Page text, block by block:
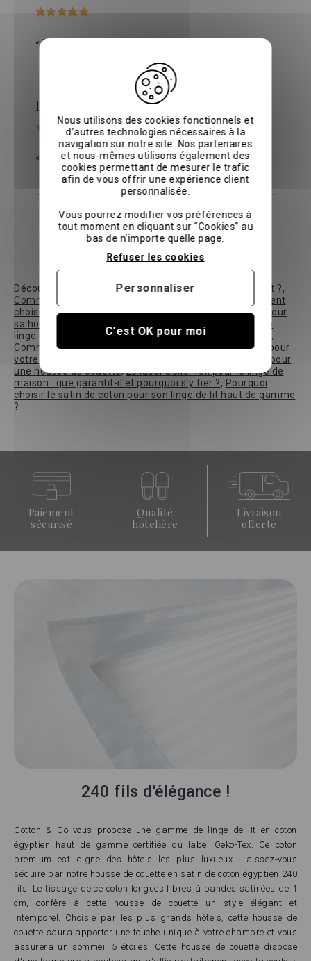
« La qualité correspond à mes attentes. Bon achat »
D D.
« Ras comme je l'attendais »
Voir tous les avis
12>
Découvrez nos guides : Comment choisir son linge de lit ?,
Comment choisir la couleur de son linge de lit ?
Comment
choisir sa housse de couette ?,Quelle matière choisir pour
sa housse de couette ?
Quelle matière choisir pour son
linge de lit ?
Pourquoi choisir du linge de lit de qualité ? ,
Comment choisir la bonne taille de housse de couette pour
votre lit ?
Comprendre l'importance du nombre de fils pour
une housse de couette,Le label Oeko-Tex pour le linge de
maison : que garantit-il et pourquoi s'y fier ?, Pourquoi
choisir le satin de coton pour son linge de lit haut de gamme
?
Paiement
sécurisé
Qualité
hotelière
Livraison
offerte
240 fils d'élégance !
Cotton & Co vous propose une gamme de linge de lit en coton
égyptien haut de gamme certifiée du label Oeko-Tex. Ce coton
premium est digne des hôtels les plus luxueux. Laissez-vous
séduire par notre housse de couette en satin de coton égyptien 240
fils. Le tissage de ce coton longues fibres à bandes satinées de 1
cm, confère à cette housse de couette un style élégant et
intemporel. Choisie par les plus grands hôtels, cette housse de
couette saura apporter une touche unique à votre chambre et vous
assurera un sommeil 5 étoiles. Cette housse de couette dispose
Nous utilisons des cookies fonctionnels et
d’autres technologies nécessaires à la
navigation sur notre site. Nos partenaires
et nous-mêmes utilisons également des
cookies permettant de mesurer le trafic
afin de vous offrir une expérience client
personnalisée.
Vous pourrez modifier vos préférences à
tout moment en cliquant sur “Cookies” au
bas de n'importe quelle page.
C'est OK pour moi
Refuser les cookies
Personnaliser